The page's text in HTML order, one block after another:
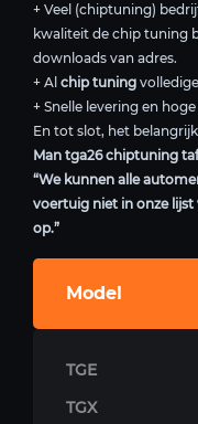
+ Veel (chiptuning)
kwaliteit de chip tuning
downloads van adres.
+ Al chip tuning
+ Snelle levering en
En tot slot, het
Man tga26 chiptuning
“We kunnen alle
voertuig niet in onze
op.”
Model
TGE
TGX